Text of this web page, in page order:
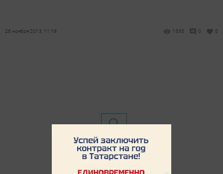
26 ноября 2013, 11:19 1535 0 0